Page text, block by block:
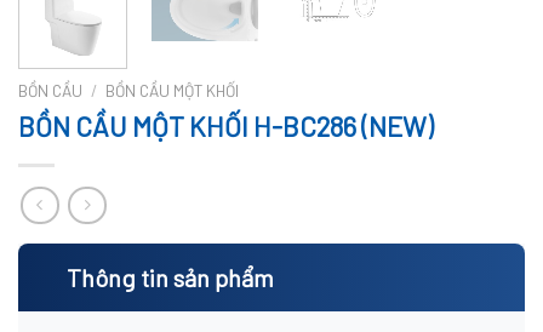
BỒN CẦU / BỒN CẦU MỘT KHỐI
BỒN CẦU MỘT KHỐI H-BC286 (NEW)
Thông tin sản phẩm